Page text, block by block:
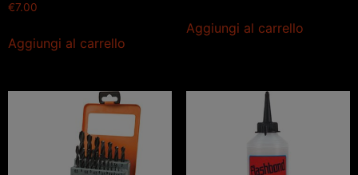
€7.00
Aggiungi al carrello
Aggiungi al carrello